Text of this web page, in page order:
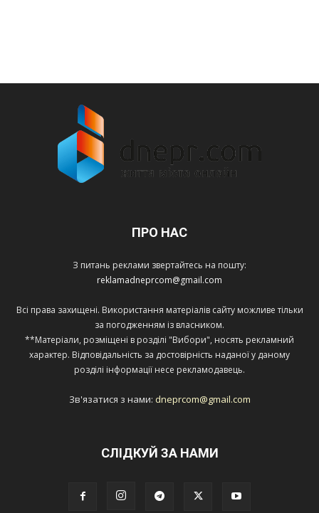
ПРО НАС
З питань реклами звертайтесь на пошту:
reklamadneprcom@gmail.com
Всі права захищені. Використання матеріалів сайту можливе тільки
за погодженням із власником.
**Матеріали, розміщені в розділі "Вибори", носять рекламний
характер. Відповідальність за достовірність наданої у даному
розділі інформації несе рекламодавець.
Зв'язатися з нами: dneprcom@gmail.com
СЛІДКУЙ ЗА НАМИ